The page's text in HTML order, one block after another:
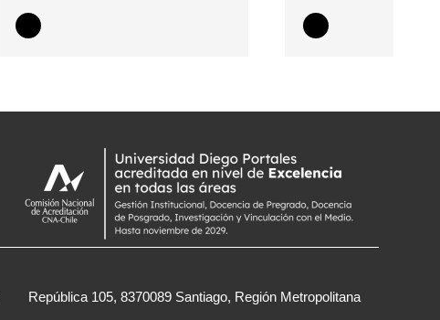
República 105, 8370089 Santiago, Región Metropolitana